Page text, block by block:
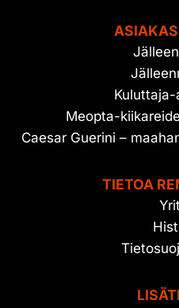
Kuluttaja-
Meopta-
Caesar Guerini –
TIETOA